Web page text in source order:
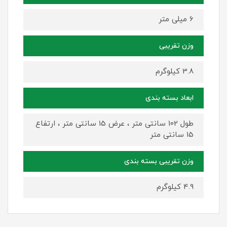
6 میلی متر
وزن تقریبی
3.8 کیلوگرم
ابعاد بسته بندی
طول 102 سانتی متر ، عرض 15 سانتی متر ، ارتفاع
15 سانتی متر
وزن تقریبی بسته بندی
4.9 کیلوگرم